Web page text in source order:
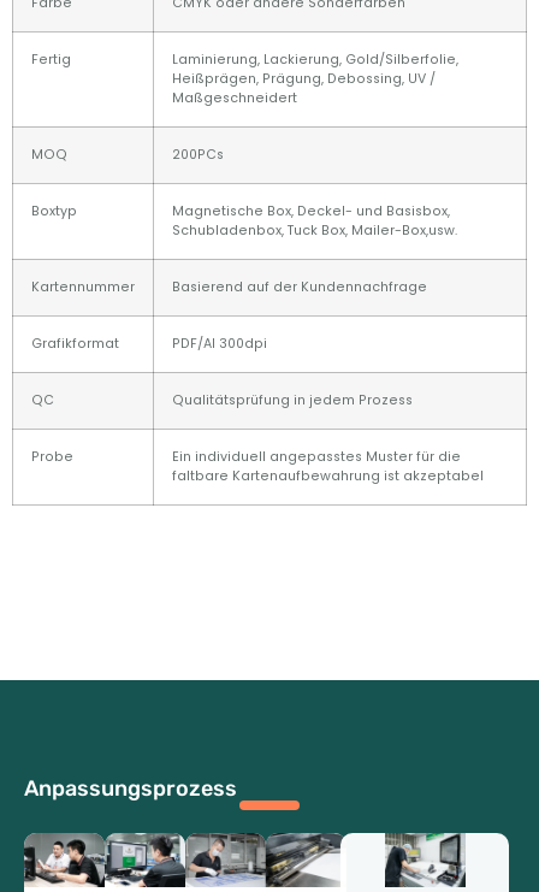
Fertig
Laminierung, Lackierung, Gold/Silberfolie,
Heißprägen, Prägung, Debossing, UV /
Maßgeschneidert
MOQ 200PCs
Boxtyp
Magnetische Box, Deckel- und Basisbox,
Schubladenbox, Tuck Box, Mailer-Box,usw.
Kartennummer Basierend auf der Kundennachfrage
Grafikformat PDF/AI 300dpi
QC Qualitätsprüfung in jedem Prozess
Probe
Ein individuell angepasstes Muster für die
faltbare Kartenaufbewahrung ist akzeptabel
Anpassungsprozess